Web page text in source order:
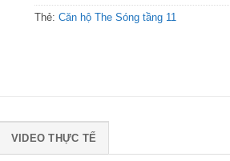
Thẻ: Căn hộ The Sóng tầng 11
VIDEO THỰC TẾ